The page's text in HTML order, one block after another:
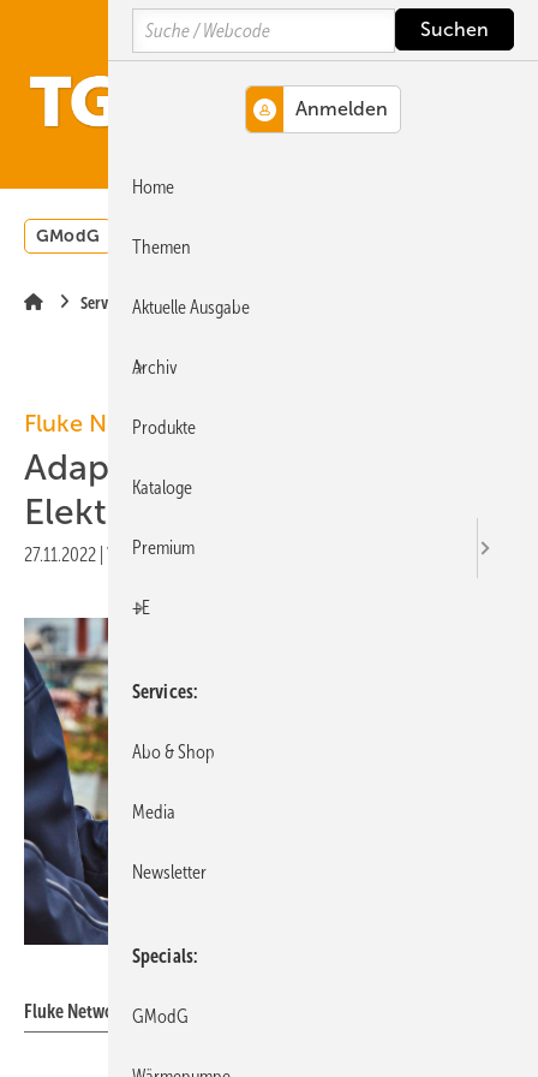
Hauptinhalt
Hauptmenü
SiteSearch
GModG Wärmepumpe
Service
Fluke Networks
Adapter simuliert
Elektrofahrzeug
27.11.2022 Veröffentlicht in
Fluke Networks: Adapter FEV300.
Search
Home
Themen
Aktuelle Ausgabe
Archiv
Produkte
Kataloge
Premium
+E
Services
Abo & Shop
Media
Newsletter
Specials
GModG